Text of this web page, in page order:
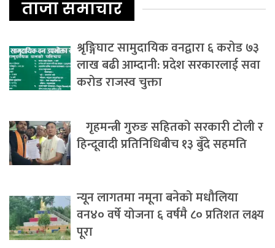
ताजा समाचार
श्रृङ्गिघाट सामुदायिक वनद्वारा ६ करोड ७३
लाख बढी आम्दानी: प्रदेश सरकारलाई सवा
करोड राजस्व चुक्ता
गृहमन्त्री गुरुङ सहितको सरकारी टोली र
हिन्दूवादी प्रतिनिधिबीच १३ बुँदे सहमति
न्यून लागतमा नमूना बनेको मधौलिया
वन४० वर्षे योजना ६ वर्षमै ८० प्रतिशत लक्ष्य
पूरा